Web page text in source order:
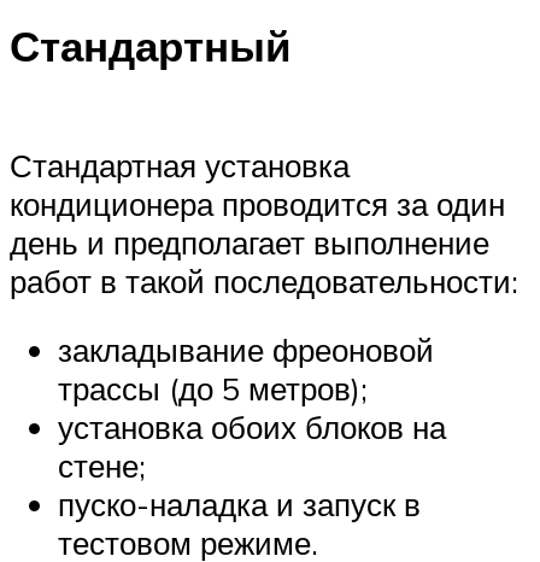
Стандартный
Стандартная установка
кондиционера проводится за один
день и предполагает выполнение
работ в такой последовательности:
закладывание фреоновой
трассы (до 5 метров);
установка обоих блоков на
стене;
пуско-наладка и запуск в
тестовом режиме.